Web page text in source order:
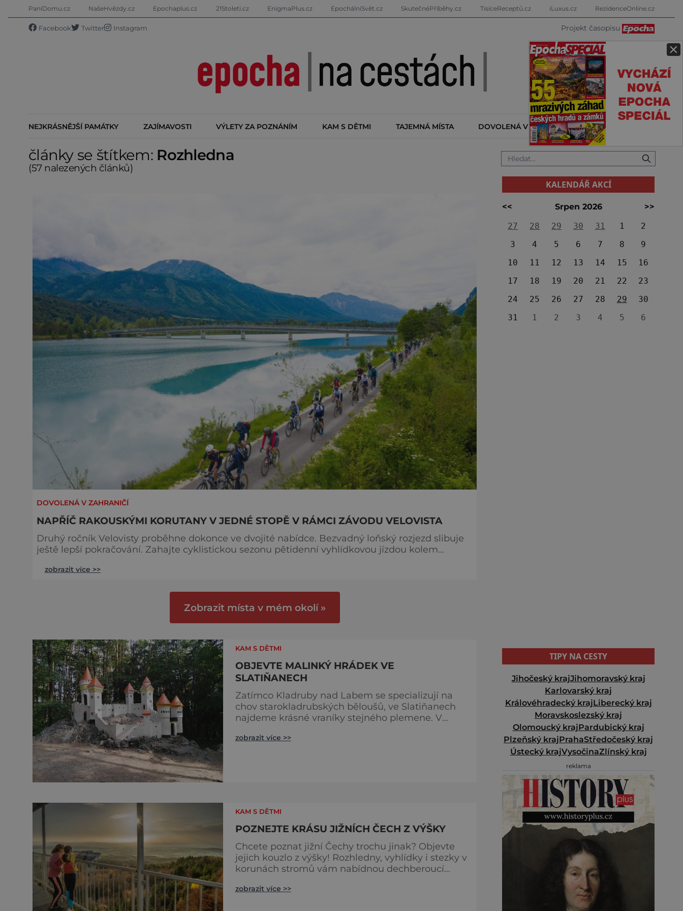
×
PaníDomu.cz NašeHvězdy.cz Epochaplus.cz 21Stoleti.cz EnigmaPlus.cz EpochálníSvět.cz SkutečnéPříběhy.cz TisíceReceptů.cz iLuxus.cz RezidenceOnline.cz
Facebook Twitter Instagram Projekt časopisu
NEJKRÁSNĚJŠÍ PAMÁTKY ZAJÍMAVOSTI VÝLETY ZA POZNÁNÍM KAM S DĚTMI TAJEMNÁ MÍSTA DOVOLENÁ V ZAHRANIČÍ KALENDÁŘ AKCÍ
články se štítkem: Rozhledna
(57 nalezených článků)
DOVOLENÁ V ZAHRANIČÍ
NAPŘÍČ RAKOUSKÝMI KORUTANY V JEDNÉ STOPĚ V RÁMCI ZÁVODU VELOVISTA
Druhý ročník Velovisty proběhne dokonce ve dvojité nabídce. Bezvadný loňský rozjezd slibuje
ještě lepší pokračování. Zahajte cyklistickou sezonu pětidenní vyhlídkovou jízdou kolem
kompletním servisem včetně noclehů. Letos o tři týdny dříve, už mezi 25. dubnem a 3.
zobrazit více >>
Zobrazit místa v mém okolí »
KAM S DĚTMI
OBJEVTE MALINKÝ HRÁDEK VE
SLATIŇANECH
Zatímco Kladruby nad Labem se specializují na
chov starokladrubských běloušů, ve Slatiňanech
najdeme krásné vraníky stejného plemene. V
více o chovu těchto koní, jsou tu vystaveny
zobrazit více >>
KAM S DĚTMI
POZNEJTE KRÁSU JIŽNÍCH ČECH Z VÝŠKY
Chcete poznat jižní Čechy trochu jinak? Objevte
jejich kouzlo z výšky! Rozhledny, vyhlídky i stezky v
korunách stromů vám nabídnou dechberoucí
pozorovatelna Vrbenské rybníky Začněte třeba na
zobrazit více >>
KALENDÁŘ AKCÍ
<< Srpen 2026
>>
27
28 29 30 31 1
2
3
4 5 6 7 8
9
10
11 12 13 14 15
16
17
18 19 20 21 22
23
24
25 26 27 28 29
30
31
1 2 3 4 5 6
TIPY NA CESTY
Jihočeský krajJihomoravský kraj
Karlovarský kraj
Královéhradecký krajLiberecký kraj
Moravskoslezský kraj
Olomoucký krajPardubický kraj
Plzeňský krajPrahaStředočeský kraj
Ústecký krajVysočinaZlínský kraj
reklama